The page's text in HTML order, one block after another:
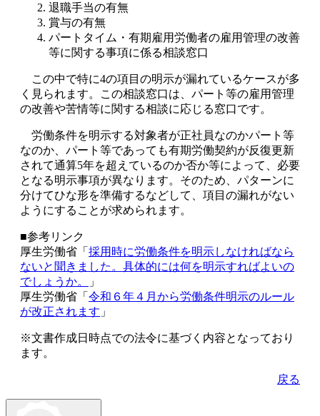
退職手当の有無
賞与の有無
パートタイム・有期雇用労働者の雇用管理の改善
等に関する事項に係る相談窓口
この中で特に4の項目の明示が漏れているケースが多
く見られます。この相談窓口は、パート等の雇用管理
の改善や苦情等に関する相談に応じる窓口です。
労働条件を明示する対象者が正社員なのかパート等
なのか、パート等であっても有期労働契約が反復更新
されて通算5年を超えているのか否か等によって、必要
となる明示事項が異なります。そのため、パターンに
分けてひな形を準備するなどして、項目の漏れがない
ようにすることが求められます。
■参考リンク
厚生労働省「 採用時に労働条件を明示しなければなら
ないと聞きました。具体的には何を明示すればよいの
でしょうか。
」
厚生労働省「 令和６年４月から労働条件明示のルール
が改正されます 」
※文書作成日時点での法令に基づく内容となっており
ます。
戻る